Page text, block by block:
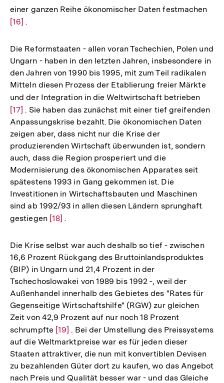
einer ganzen Reihe ökonomischer Daten festmachen
[16] .
Die Reformstaaten - allen voran Tschechien, Polen und
Ungarn - haben in den letzten Jahren, insbesondere in
den Jahren von 1990 bis 1995, mit zum Teil radikalen
Mitteln diesen Prozess der Etablierung freier Märkte
und der Integration in die Weltwirtschaft betrieben
der
[17] . Sie haben das zunächst mit einer tief greifenden
Anpassungskrise bezahlt. Die ökonomischen Daten
zeigen aber, dass nicht nur die Krise der
produzierenden Wirtschaft überwunden ist, sondern
auch, dass die Region prosperiert und die
Modernisierung des ökonomischen Apparates seit
spätestens 1993 in Gang gekommen ist. Die
Investitionen in Wirtschaftsbauten und Maschinen
sind ab 1992/93 in allen diesen Ländern sprunghaft
gestiegen Zur
der
Fußnote
[18] .
Die Krise selbst war auch deshalb so tief - zwischen
16,6 Prozent Rückgang des Bruttoinlandsproduktes
(BIP) in Ungarn und 21,4 Prozent in der
Tschechoslowakei von 1989 bis 1992 -, weil der
Außenhandel innerhalb des Gebietes des "Rates für
Gegenseitige Wirtschaftshilfe" (RGW) zur gleichen
Zeit von 42,9 Prozent auf nur noch 18 Prozent
schrumpfte Zur
Auflösung
der
Fußnote
[19] . Bei der Umstellung des Preissystems
auf die Weltmarktpreise war es für jeden dieser
Staaten attraktiver, die nun mit konvertiblen Devisen
zu bezahlenden Güter dort zu kaufen, wo das Angebot
nach Preis und Qualität besser war - und das Gleiche